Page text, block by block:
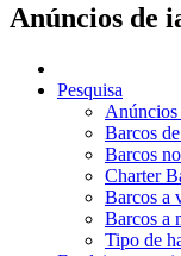
Anúncios de
Pesquisa
Anúncios
Barcos
Barcos
Charter
Barcos a
Barcos a
Tipo de